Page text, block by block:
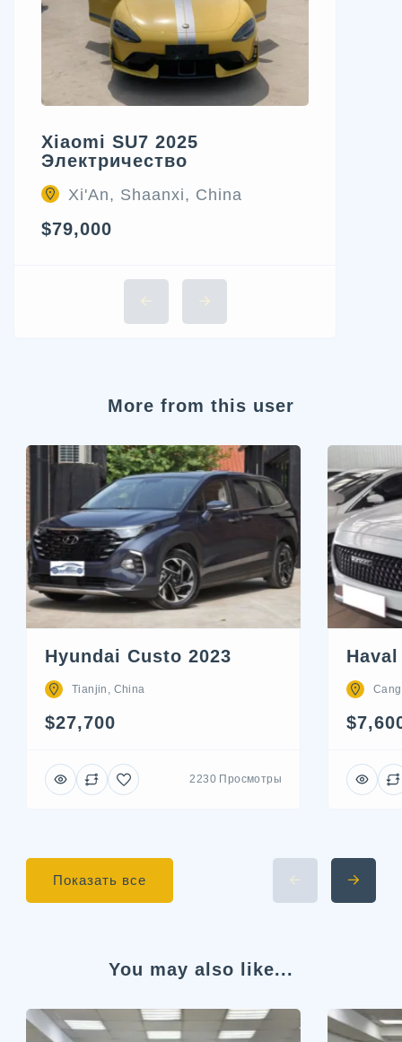
Xiaomi SU7 2025
Электричество
Xi'An, Shaanxi, China
$79,000
More from this user
Hyundai Custo 2023
Tianjin, China
$27,700
2230 Просмотры
Показать все
You may also like...